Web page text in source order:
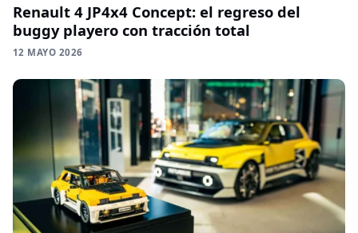
Renault 4 JP4x4 Concept: el regreso del
buggy playero con tracción total
12 MAYO 2026